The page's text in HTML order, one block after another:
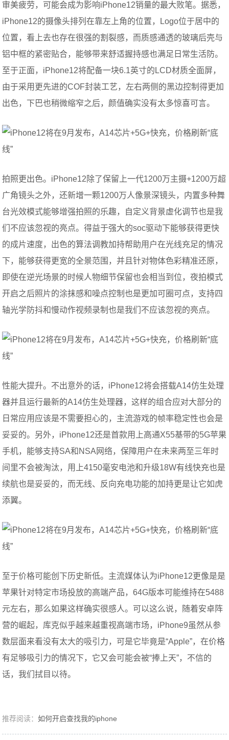
审美疲劳，可能会成为影响iPhone12销量的最大败笔。据悉，
iPhone12的摄像头排列在靠左上角的位置，Logo位于居中的
位置，看上去也存在很强的割裂感，而质感通透的玻璃后壳与
铝中框的紧密贴合，能够带来舒适握持感也满足日常生活防。
至于正面，iPhone12将配备一块6.1英寸的LCD材质全面屏，
由于采用更先进的COF封装工艺，左右两侧的黑边控制得更加
出色，下巴也稍微缩窄之后，颜值确实没有太多惊喜可言。
拍照更出色。iPhone12除了保留上一代1200万主摄+1200万超
广角镜头之外，还新增一颗1200万人像景深镜头，内置多种舞
台光效模式能够增强拍照的乐趣，自定义背景虚化调节也是我
们不应该忽视的亮点。得益于强大的soc驱动下能够获得更快
的成片速度，出色的算法调教加持帮助用户在光线充足的情况
下，能够获得更宽的全景范围，并且针对物体色彩精准还原，
即使在逆光场景的时候人物细节保留也会相当到位，夜拍模式
开启之后照片的涂抹感和噪点控制也是更加可圈可点，支持四
轴光学防抖和慢动作视频录制也是我们不应该忽视的亮点。
性能大提升。不出意外的话，iPhone12将会搭载A14仿生处理
器并且运行最新的A14仿生处理器，这样的组合应对大部分的
日常应用应该是不需要担心的，主流游戏的帧率稳定性也会是
妥妥的。另外，iPhone12还是首款用上高通X55基带的5G苹果
手机，能够支持SA和NSA网络，保障用户在未来两至三年时
间里不会被淘汰，用上4150毫安电池和升级18W有线快充也是
续航也是妥妥的，而无线、反向充电功能的加持更是让它如虎
添翼。
至于价格可能创下历史新低。主流媒体认为iPhone12更像是是
苹果针对特定市场投放的高端产品，64G版本可能维持在5488
元左右，那么如果这样确实很感人。可以这么说，随着安卓阵
营的崛起，库克似乎越来越重视高端市场，iPhone9虽然从参
数层面来看没有太大的吸引力，可是它毕竟是“Apple”，在价格
有足够吸引力的情况下，它又会可能会被“捧上天”，不信的
话，我们拭目以待。
推荐阅读：如何开启查找我的iphone